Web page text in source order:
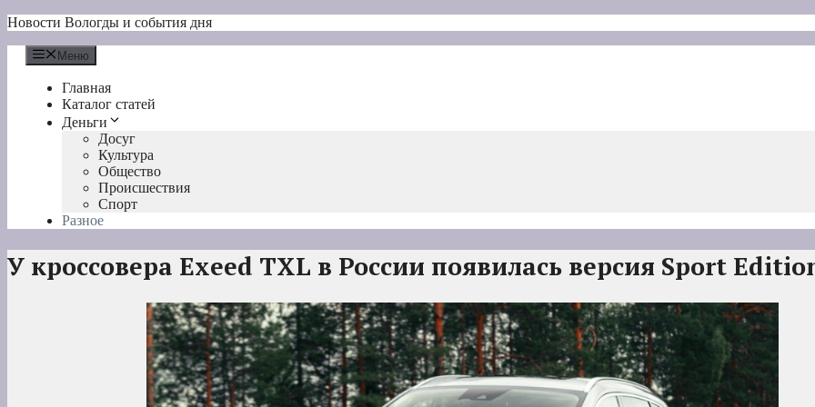
Перейти
содержимому
Новости Вологды и события дня
Меню
Главная
Каталог статей
Деньги
Досуг
Культура
Общество
Происшествия
Спорт
Разное
У кроссовера Exeed TXL в России появилась версия Sport